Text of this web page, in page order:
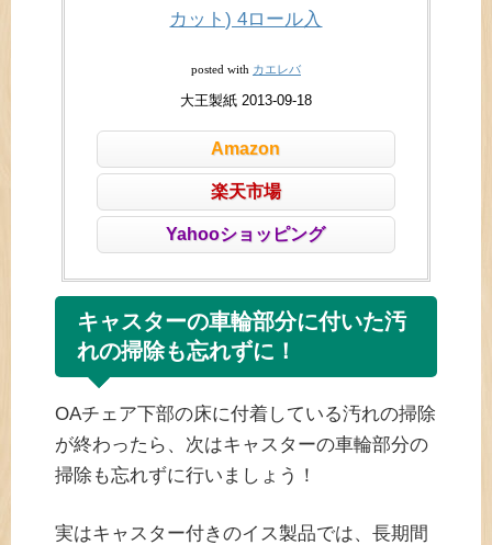
カット) 4ロール入
posted with カエレバ
大王製紙 2013-09-18
Amazon
楽天市場
Yahooショッピング
キャスターの車輪部分に付いた汚
れの掃除も忘れずに！
OAチェア下部の床に付着している汚れの掃除
が終わったら、次はキャスターの車輪部分の
掃除も忘れずに行いましょう！
実はキャスター付きのイス製品では、長期間